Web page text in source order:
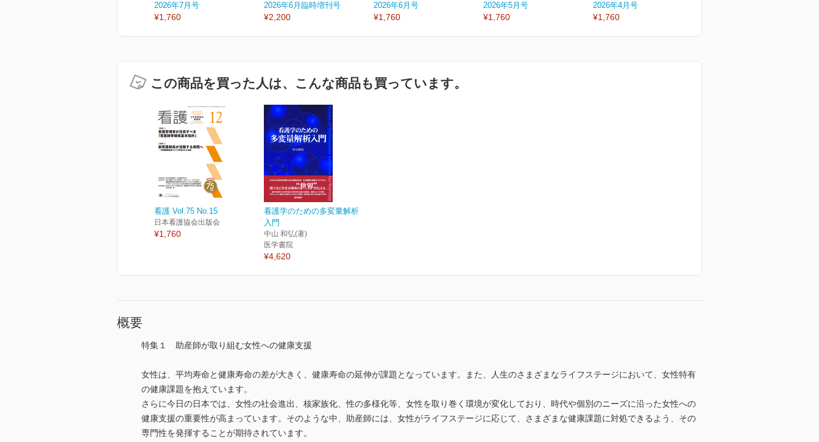
2026年7月号
¥1,760
2026年6月臨時増刊号
¥2,200
2026年6月号
¥1,760
2026年5月号
¥1,760
2026年4月号
¥1,760
この商品を買った人は、こんな商品も買っています。
看護 Vol.75 No.15
日本看護協会出版会
¥1,760
看護学のための多変量解析
入門
中山 和弘(著)
医学書院
¥4,620
概要
特集１ 助産師が取り組む女性への健康支援
女性は、平均寿命と健康寿命の差が大きく、健康寿命の延伸が課題となっています。また、人生のさまざまなライフステージにおいて、女性特有
の健康課題を抱えています。
さらに今日の日本では、女性の社会進出、核家族化、性の多様化等、女性を取り巻く環境が変化しており、時代や個別のニーズに沿った女性への
健康支援の重要性が高まっています。そのような中、助産師には、女性がライフステージに応じて、さまざまな健康課題に対処できるよう、その
専門性を発揮することが期待されています。